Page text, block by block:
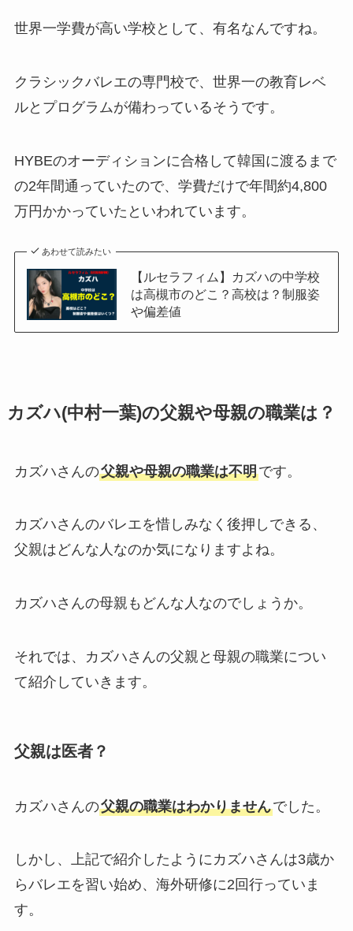
世界一学費が高い学校として、有名なんですね。
クラシックバレエの専門校で、世界一の教育レベ
ルとプログラムが備わっているそうです。
HYBEのオーディションに合格して韓国に渡るまで
の2年間通っていたので、学費だけで年間約4,800
万円かかっていたといわれています。
あわせて読みたい
【ルセラフィム】カズハの中学校
は高槻市のどこ？高校は？制服姿
や偏差値
カズハ(中村一葉)の父親や母親の職業は？
カズハさんの父親や母親の職業は不明です。
カズハさんのバレエを惜しみなく後押しできる、
父親はどんな人なのか気になりますよね。
カズハさんの母親もどんな人なのでしょうか。
それでは、カズハさんの父親と母親の職業につい
て紹介していきます。
父親は医者？
カズハさんの父親の職業はわかりませんでした。
しかし、上記で紹介したようにカズハさんは3歳か
らバレエを習い始め、海外研修に2回行っていま
す。